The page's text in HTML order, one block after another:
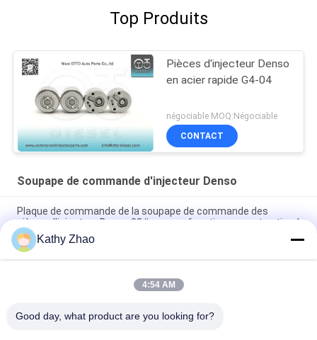
Top Produits
Pièces d'injecteur Denso
en acier rapide G4-04
négociable MOQ:Négociable
CONTACT
Soupape de commande d'injecteur Denso
Plaque de commande de la soupape de commande des
pièces d'injecteur Denso 02# pour un fonctionnement optimal
La valve de commande Denso 29# pour l'injecteur 095000-
551#/4135/4152/4157/8981/5562 8-98030550-4
Parties d'injecteurs dense Plaque de réglage de la vanne 19#
Kathy Zhao
4:54 AM
Good day, what product are you looking for?